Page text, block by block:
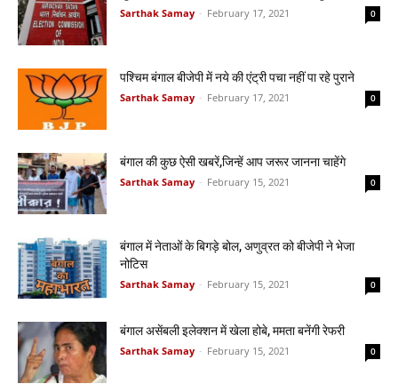
Sarthak Samay - February 17, 2021 0
पश्चिम बंगाल बीजेपी में नये की एंट्री पचा नहीं पा रहे पुराने
Sarthak Samay - February 17, 2021 0
बंगाल की कुछ ऐसी खबरें,जिन्हें आप जरूर जानना चाहेंगे
Sarthak Samay - February 15, 2021 0
बंगाल में नेताओं के बिगड़े बोल, अणुव्रत को बीजेपी ने भेजा
नोटिस
Sarthak Samay - February 15, 2021 0
बंगाल असेंबली इलेक्शन में खेला होबे, ममता बनेंगी रेफरी
Sarthak Samay - February 15, 2021 0